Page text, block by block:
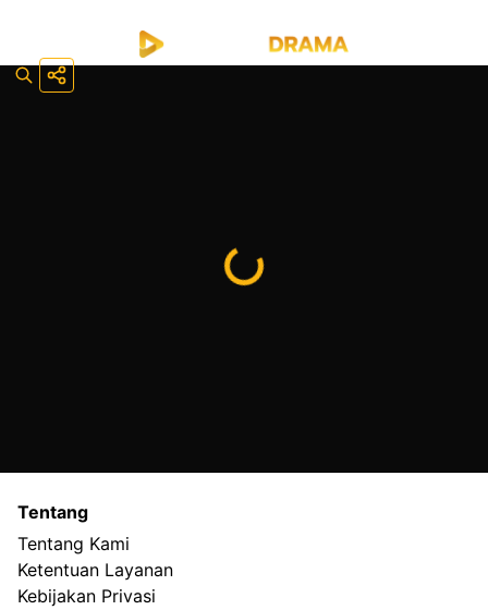
Tentang
Tentang Kami
Ketentuan Layanan
Kebijakan Privasi